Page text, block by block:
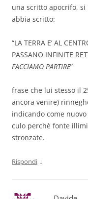
una scritto apocrifo, si
abbia scritto:
“LA TERRA E’ AL
PASSANO INFINITE
FACCIAMO PARTIRE”
frase che lui stesso il
ancora venire)
indicando come
culo perchè fonte
stronzate.
Rispondi ↓